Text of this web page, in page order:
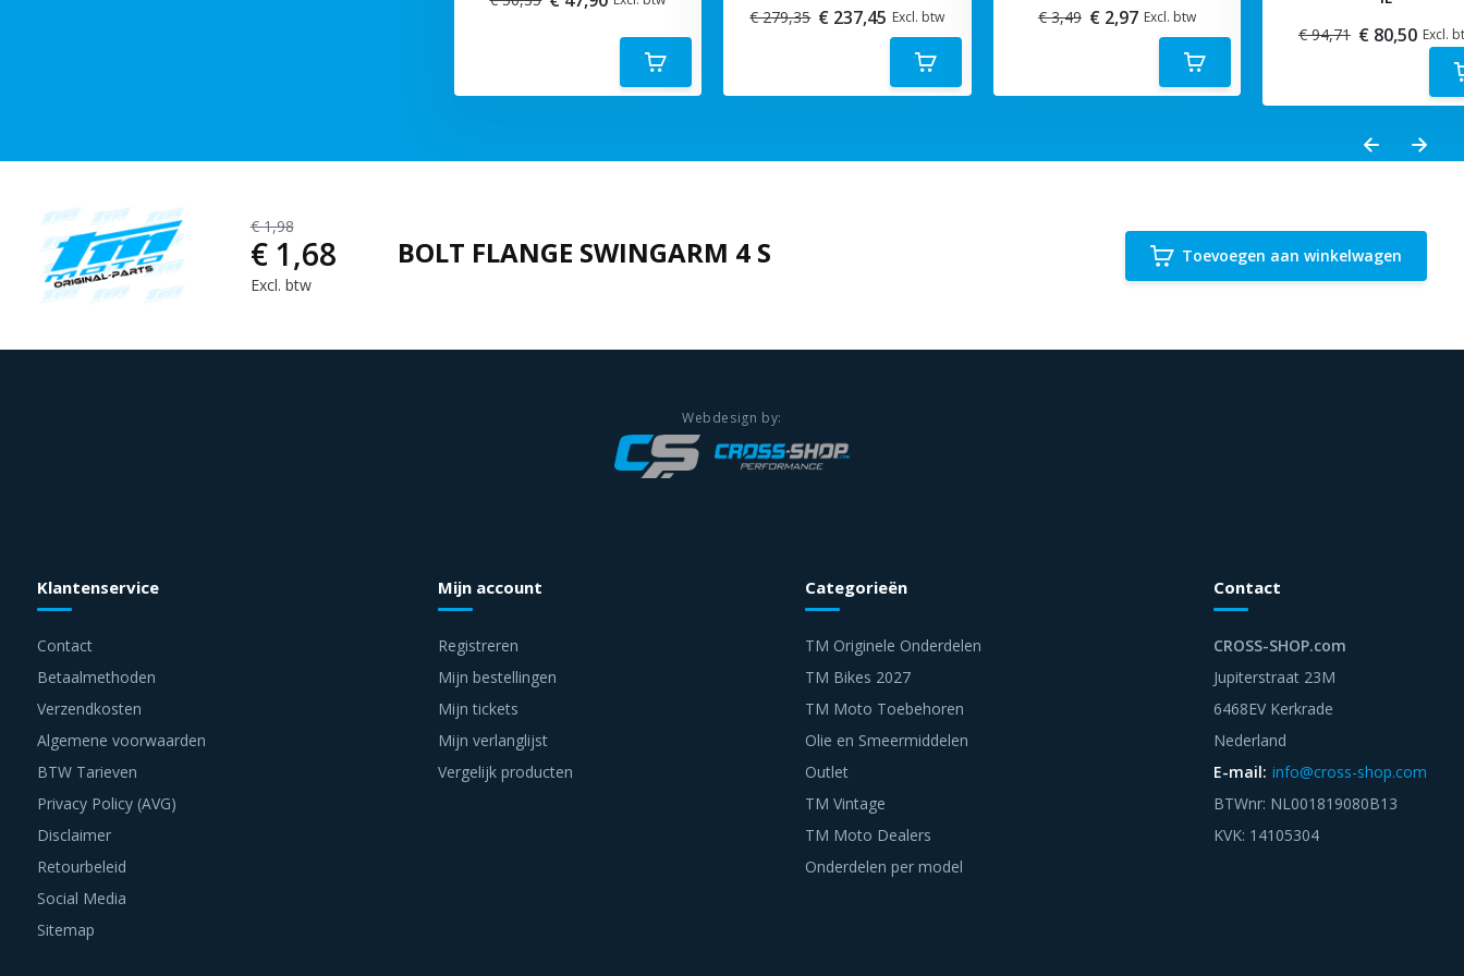
€ 279,35 € 237,45 Excl. btw
€ 3,49 € 2,97 Excl. btw
€ 94,71 € 80,50 Excl.
€ 1,98
€ 1,68
Excl. btw
BOLT FLANGE SWINGARM 4 S Toevoegen aan winkelwagen
Klantenservice
Contact
Betaalmethoden
Verzendkosten
Algemene voorwaarden
BTW Tarieven
Privacy Policy (AVG)
Disclaimer
Retourbeleid
Social Media
Sitemap
Mijn account
Registreren
Mijn bestellingen
Mijn tickets
Mijn verlanglijst
Vergelijk producten
Categorieën
TM Originele Onderdelen
TM Bikes 2027
TM Moto Toebehoren
Olie en Smeermiddelen
Outlet
TM Vintage
TM Moto Dealers
Onderdelen per model
Contact
CROSS-SHOP.com
Jupiterstraat 23M
6468EV Kerkrade
Nederland
E-mail: info@cross-shop.com
BTWnr: NL001819080B13
KVK: 14105304